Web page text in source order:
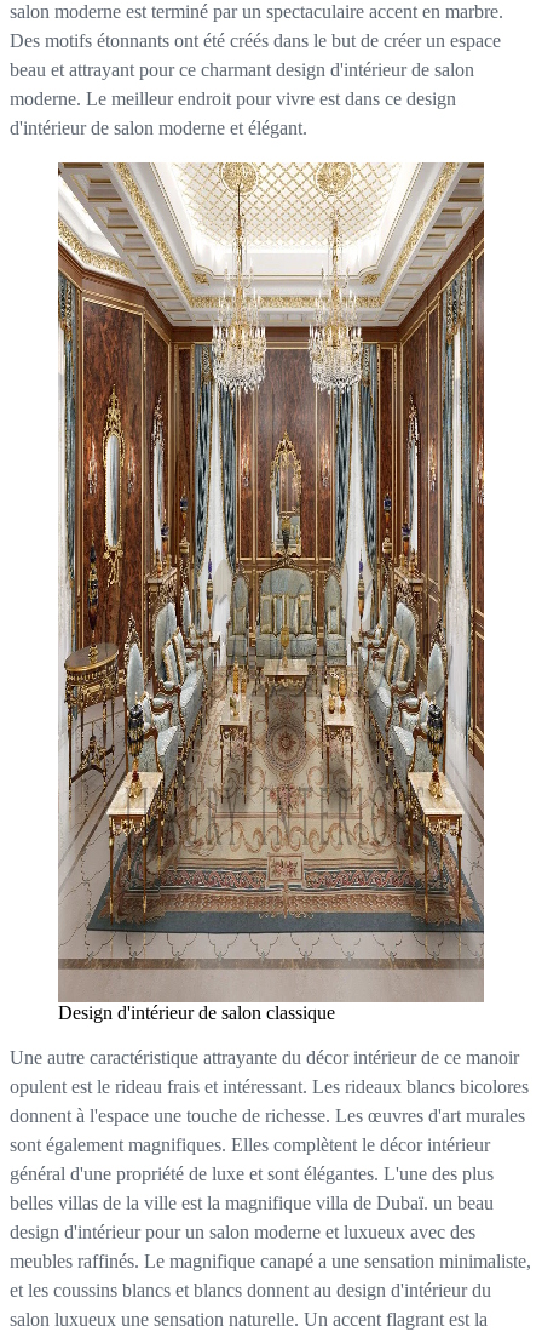
salon moderne est terminé par un spectaculaire accent en marbre.
Des motifs étonnants ont été créés dans le but de créer un espace
beau et attrayant pour ce charmant design d'intérieur de salon
moderne. Le meilleur endroit pour vivre est dans ce design
d'intérieur de salon moderne et élégant.
Design d'intérieur de salon classique
Une autre caractéristique attrayante du décor intérieur de ce manoir
opulent est le rideau frais et intéressant. Les rideaux blancs bicolores
donnent à l'espace une touche de richesse. Les œuvres d'art murales
sont également magnifiques. Elles complètent le décor intérieur
général d'une propriété de luxe et sont élégantes. L'une des plus
belles villas de la ville est la magnifique villa de Dubaï. un beau
design d'intérieur pour un salon moderne et luxueux avec des
meubles raffinés. Le magnifique canapé a une sensation minimaliste,
et les coussins blancs et blancs donnent au design d'intérieur du
salon luxueux une sensation naturelle. Un accent flagrant est la